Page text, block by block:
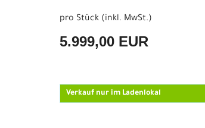
pro Stück (inkl. MwSt.)
5.999,00 EUR
Verkauf nur im Ladenlokal